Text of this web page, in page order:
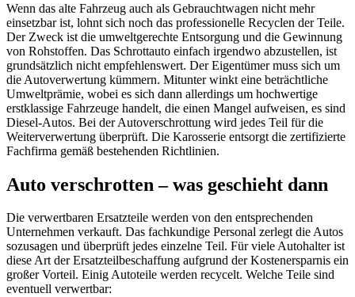
Wenn das alte Fahrzeug auch als Gebrauchtwagen nicht mehr
einsetzbar ist, lohnt sich noch das professionelle Recyclen der Teile.
Der Zweck ist die umweltgerechte Entsorgung und die Gewinnung
von Rohstoffen. Das Schrottauto einfach irgendwo abzustellen, ist
grundsätzlich nicht empfehlenswert. Der Eigentümer muss sich um
die Autoverwertung kümmern. Mitunter winkt eine beträchtliche
Umweltprämie, wobei es sich dann allerdings um hochwertige
erstklassige Fahrzeuge handelt, die einen Mangel aufweisen, es sind
Diesel-Autos. Bei der Autoverschrottung wird jedes Teil für die
Weiterverwertung überprüft. Die Karosserie entsorgt die zertifizierte
Fachfirma gemäß bestehenden Richtlinien.
Auto verschrotten – was geschieht dann
Die verwertbaren Ersatzteile werden von den entsprechenden
Unternehmen verkauft. Das fachkundige Personal zerlegt die Autos
sozusagen und überprüft jedes einzelne Teil. Für viele Autohalter ist
diese Art der Ersatzteilbeschaffung aufgrund der Kostenersparnis ein
großer Vorteil. Einig Autoteile werden recycelt. Welche Teile sind
eventuell verwertbar: